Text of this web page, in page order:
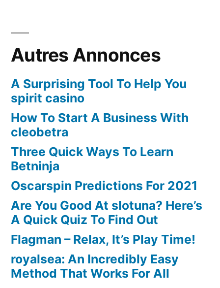
Autres Annonces
A Surprising Tool To Help You
spirit casino
How To Start A Business With
cleobetra
Three Quick Ways To Learn
Betninja
Oscarspin Predictions For 2021
Are You Good At slotuna? Here’s
A Quick Quiz To Find Out
Flagman – Relax, It’s Play Time!
royalsea: An Incredibly Easy
Method That Works For All